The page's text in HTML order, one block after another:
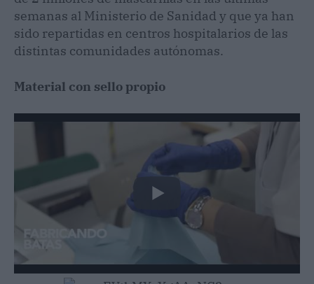
semanas al Ministerio de Sanidad y que ya han
sido repartidas en centros hospitalarios de las
distintas comunidades autónomas.
Material con sello propio